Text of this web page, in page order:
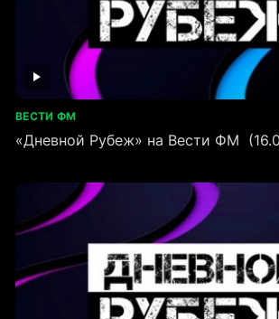
ВЕСТИ ФМ
«Дневной Рубеж» на Вести ФМ